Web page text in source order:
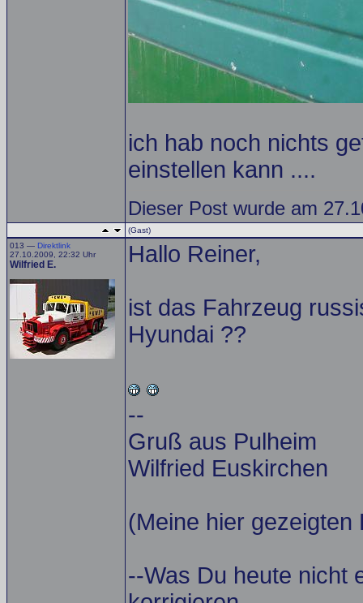
ich hab noch nichts
einstellen kann ....
Dieser Post wurde am
(Gast)
013 — Direktlink
27.10.2009, 22:32 Uhr
Wilfried E. Hallo Reiner,
ist das Fahrzeug
Hyundai ??
--
Gruß aus Pulheim
Wilfried Euskirchen
(Meine hier
--Was Du heute nicht